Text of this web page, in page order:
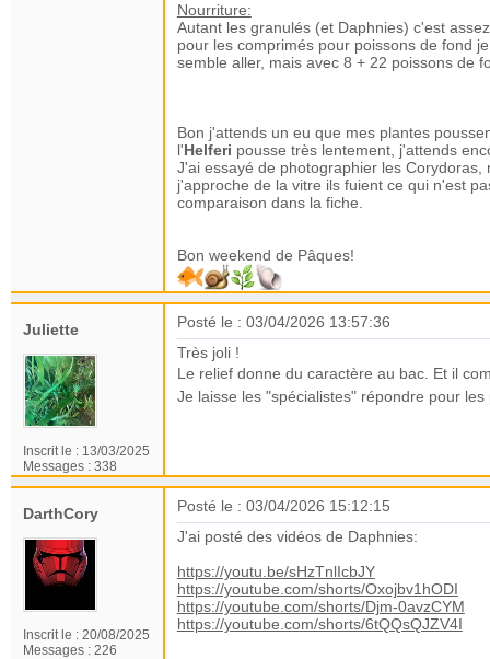
Nourriture:
Autant les granulés (et Daphnies) c'est
pour les comprimés pour poissons de fond
semble aller, mais avec 8 + 22 poissons de
Bon j'attends un eu que mes plantes
l'Helferi pousse très lentement, j'attends
J'ai essayé de photographier les
j'approche de la vitre ils fuient ce qui n'est
comparaison dans la fiche.
Bon weekend de Pâques!
Juliette
Inscrit le : 13/03/2025
Messages : 338
Posté le : 03/04/2026 13:57:36
Très joli !
Le relief donne du caractère au bac. Et il
Je laisse les "spécialistes" répondre pour
DarthCory
Inscrit le : 20/08/2025
Messages : 226
Posté le : 03/04/2026 15:12:15
J'ai posté des vidéos de Daphnies:
https://youtu.be/sHzTnlIcbJY
https://youtube.com/shorts/Oxojbv1hODI
https://youtube.com/shorts/Djm-0avzCYM
https://youtube.com/shorts/6tQQsQJZV4I